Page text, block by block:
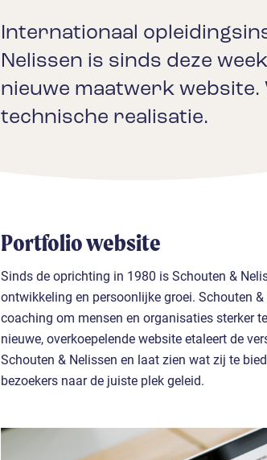
Internationaal
Nelissen is sinds deze
nieuwe maatwerk
technische realisatie.
Portfolio website
Sinds de oprichting in 1980 is Schouten &
ontwikkeling en persoonlijke groei. Schouten
coaching om mensen en organisaties sterker
nieuwe, overkoepelende website etaleert de
Schouten & Nelissen en laat zien wat zij te
bezoekers naar de juiste plek geleid.